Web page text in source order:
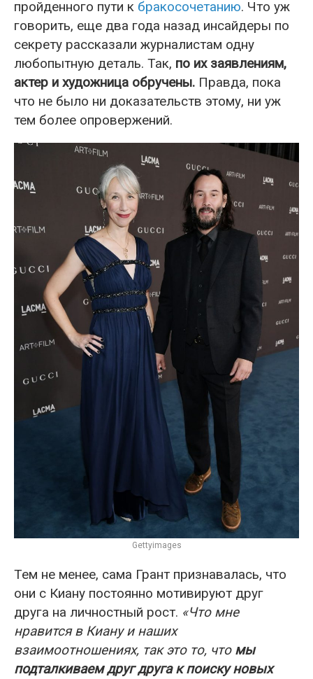
пройденного пути к бракосочетанию. Что уж
говорить, еще два года назад инсайдеры по
секрету рассказали журналистам одну
любопытную деталь. Так, по их заявлениям,
актер и художница обручены. Правда, пока
что не было ни доказательств этому, ни уж
тем более опровержений.
Gettyimages
Тем не менее, сама Грант признавалась, что
они с Киану постоянно мотивируют друг
друга на личностный рост. «Что мне
нравится в Киану и наших
взаимоотношениях, так это то, что мы
подталкиваем друг друга к поиску новых